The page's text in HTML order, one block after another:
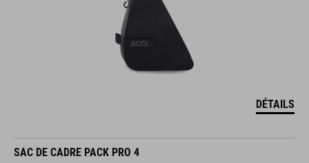
DÉTAILS
SAC DE CADRE PACK PRO 4